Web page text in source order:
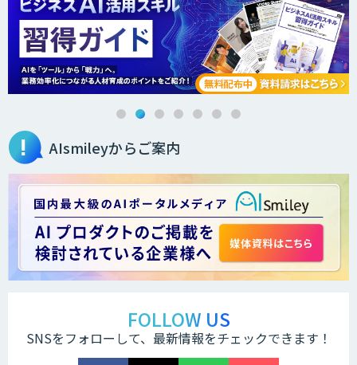
AIsmileyからご案内
FOLLOW US
SNSをフォローして、最新情報をチェックできます！